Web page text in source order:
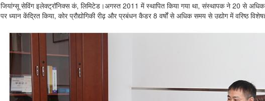
जियांग्सू सेविंग इलेक्ट्रॉनिक्स कं, लिमिटेड।अगस्त 2011 में स्थापित किया गया था, संस्थापक ने 20 से अधिक
पर ध्यान केंद्रित किया, कोर प्रौद्योगिकी रीढ़ और प्रबंधन कैडर 8 वर्षों से अधिक समय से उद्योग में वरिष्ठ